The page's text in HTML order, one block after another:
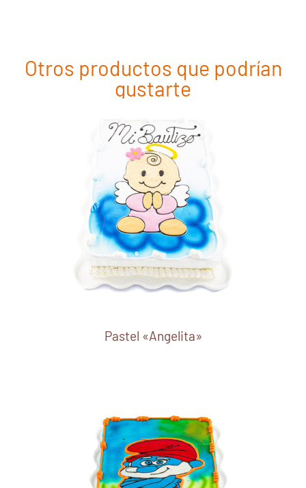
Otros productos que podrían
gustarte
Pastel «Angelita»